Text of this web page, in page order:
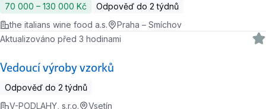
70 000 ‍–‍ 130 000 Kč
Odpověď do 2 týdnů
the italians wine food a.s.
Praha – Smíchov
Vedoucí výroby vzorků
Aktualizováno před 3 hodinami
Odpověď do 2 týdnů
V-PODLAHY, s.r.o.
Vsetín